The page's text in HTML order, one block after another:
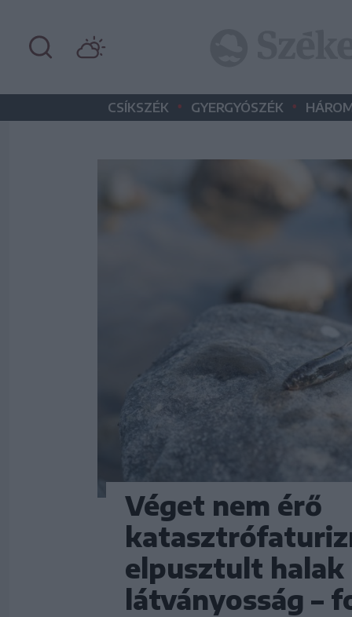
CSÍKSZÉK • GYERGYÓSZÉK •
Véget nem érő
elpusztult halak
látványosság –